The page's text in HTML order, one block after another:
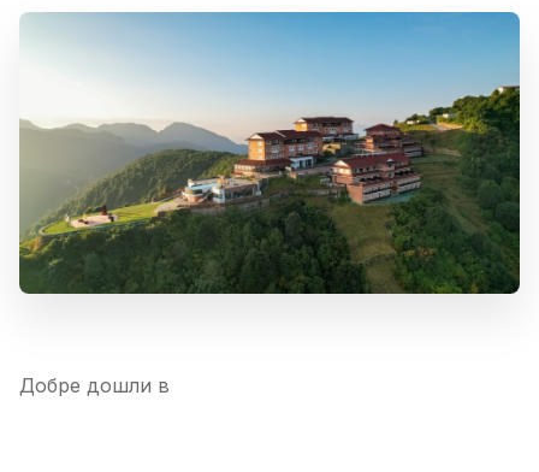
Добре дошли в